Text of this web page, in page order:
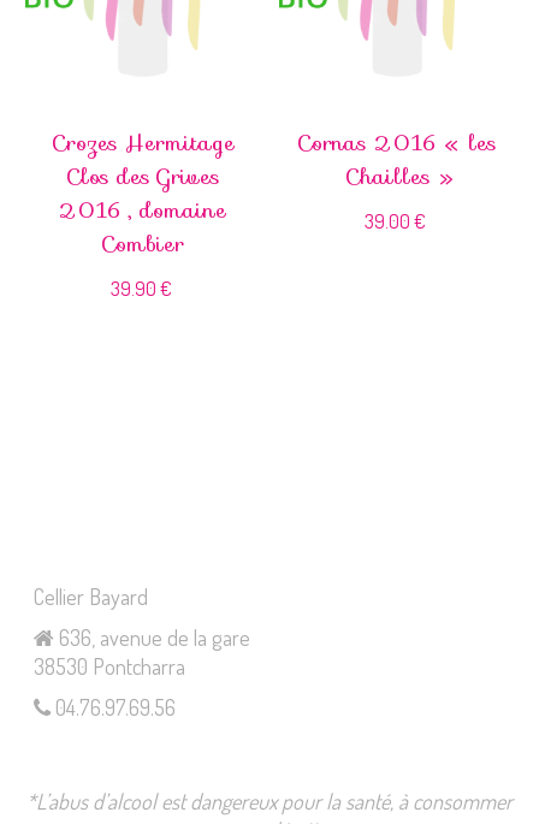
Crozes Hermitage
Clos des Grives
2016 , domaine
Combier
39.90 €
Cornas 2016 « les
Chailles »
39.00€
Cellier Bayard
636, avenue de la gare
38530 Pontcharra
04.76.97.69.56
*L’abus d’alcool est dangereux pour la santé, à consommer